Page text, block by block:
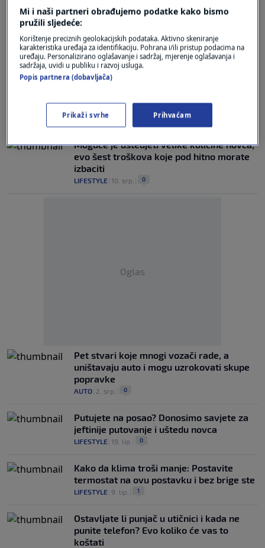
kupite fritezu na vrući zrak
LIFESTYLE|26. kol. | 0
Trik uz koji ćete uštedjeti 25 posto struje:
kućni budžet
LIFESTYLE|
Moguće je uštedjeti velike količine novca,
evo šest troškova koje pod hitno morate
izbaciti
LIFESTYLE 10. srp. 0
Oglas
Pet stvari koje mnogi vozači rade, a
uništavaju auto i mogu uzrokovati skupe
popravke
AUTO 2. srp. 0
Putujete na posao? Donosimo savjete za
jeftinije putovanje i uštedu novca
LIFESTYLE 19. lip. 0
Kako da klima troši manje: Postavite
termostat na ovu postavku i bez brige ste
LIFESTYLE 9. lip. 1
Ostavljate li punjač u utičnici i kada ne
punite telefon? Evo koliko će vas to
koštati
Mi i naši partneri obrađujemo podatke kako bismo
pružili sljedeće:
Korištenje preciznih geolokacijskih podataka. Aktivno skeniranje
karakteristika uređaja za identifikaciju. Pohrana i/ili pristup podacima na
uređaju. Personalizirano oglašavanje i sadržaj, mjerenje oglašavanja i
sadržaja, uvidi u publiku i razvoj usluga.
Popis partnera (dobavljača)
Prikaži svrhe Prihvaćam